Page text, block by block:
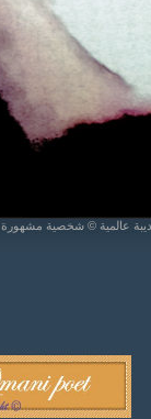
عالمية © شخصية مشهورة